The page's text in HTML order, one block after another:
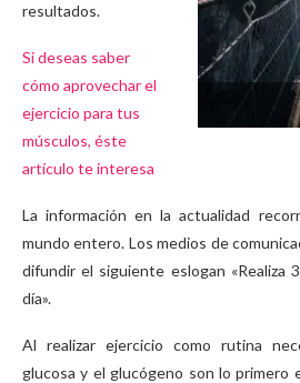
resultados.
Si deseas saber
cómo aprovechar el
ejercicio para tus
músculos, éste
artículo te interesa
La información en la actualidad
mundo entero. Los medios de
difundir el siguiente eslogan «Realiza
día».
Al realizar ejercicio como rutina
glucosa y el glucógeno son lo primero